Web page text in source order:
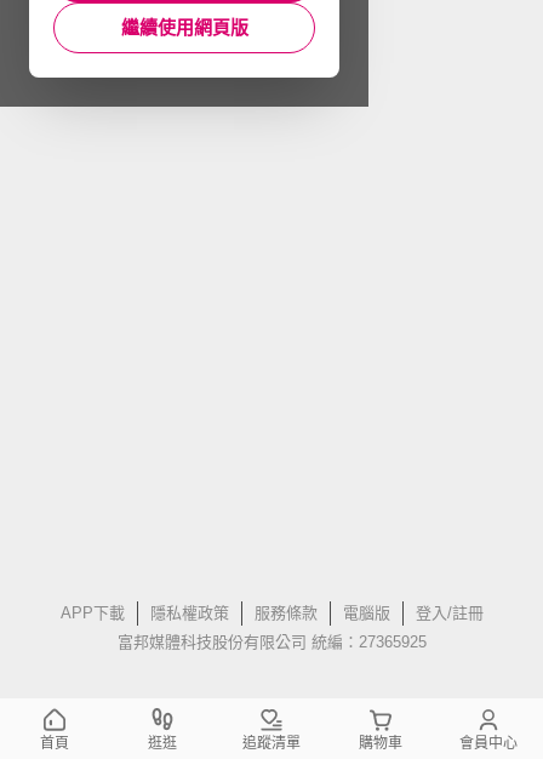
APP下載 隱私權政策 服務條款 電腦版
登入/註冊
富邦媒體科技股份有限公司 統編：27365925
繼續使用網頁版
首頁 逛逛 追蹤清單 購物車 會員中心